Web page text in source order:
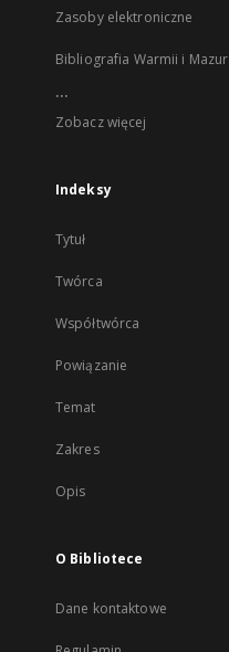
Zasoby elektroniczne
Bibliografia Warmii i Mazur
...
Zobacz więcej
Indeksy
Tytuł
Twórca
Współtwórca
Powiązanie
Temat
Zakres
Opis
O Bibliotece
Dane kontaktowe